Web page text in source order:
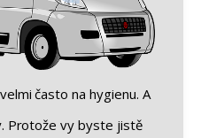
často na hygienu. A
Protože vy byste jistě